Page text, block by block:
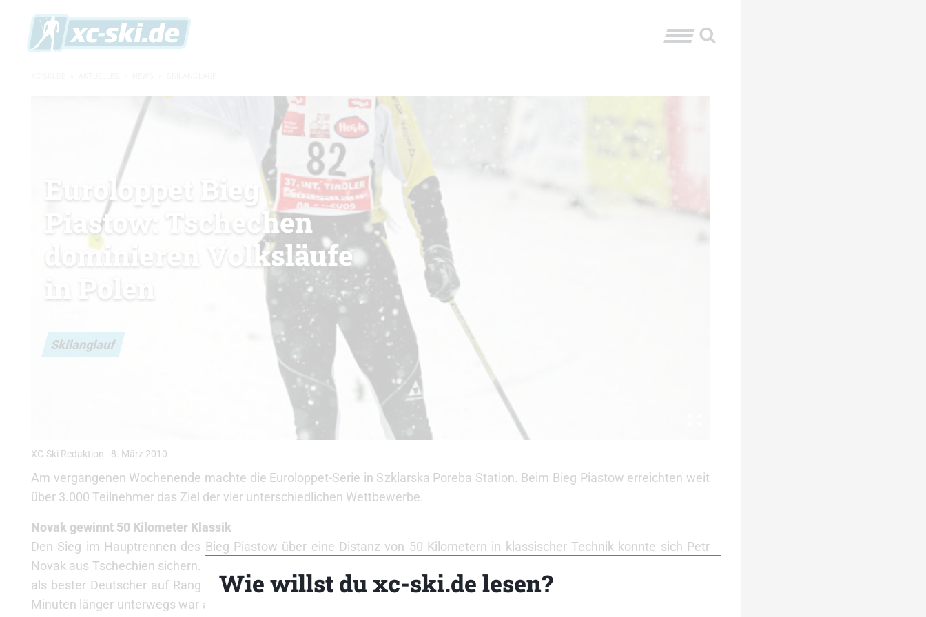
Skilanglauf
Euroloppet Bieg
Piastow: Tschechen
dominieren Volksläufe
in Polen
XC-Ski Redaktion - 8. März 2010
Am vergangenen Wochenende machte die Euroloppet-Serie in Szklarska Poreba Station. Beim Bieg Piastow erreichten weit
über 3.000 Teilnehmer das Ziel der vier unterschiedlichen Wettbewerbe.
Novak gewinnt 50 Kilometer Klassik
Den Sieg im Hauptrennen des Bieg Piastow über eine Distanz von 50 Kilometern in klassischer Technik konnte sich Petr
Novak aus Tschechien sichern. Er gewann vor seinen Landsleuten Dusan Augustiniak und Daniel Slechta. Jens Neuber kam
als bester Deutscher auf Rang zwölf ins Ziel. Schnellste bei den Damen war Weltcupstarterin Kamila Rajdlova, die nur elf
Minuten länger unterwegs war als ihr tschechischer Landsmann Novak. Jiri Rocarek (Tschechien) gewann das 26 Kilometer
Wie willst du xc-ski.de lesen?